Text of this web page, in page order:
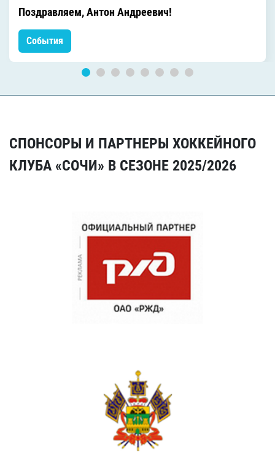
Поздравляем, Антон Андреевич!
События
СПОНСОРЫ И ПАРТНЕРЫ ХОККЕЙНОГО
КЛУБА «СОЧИ» В СЕЗОНЕ 2025/2026